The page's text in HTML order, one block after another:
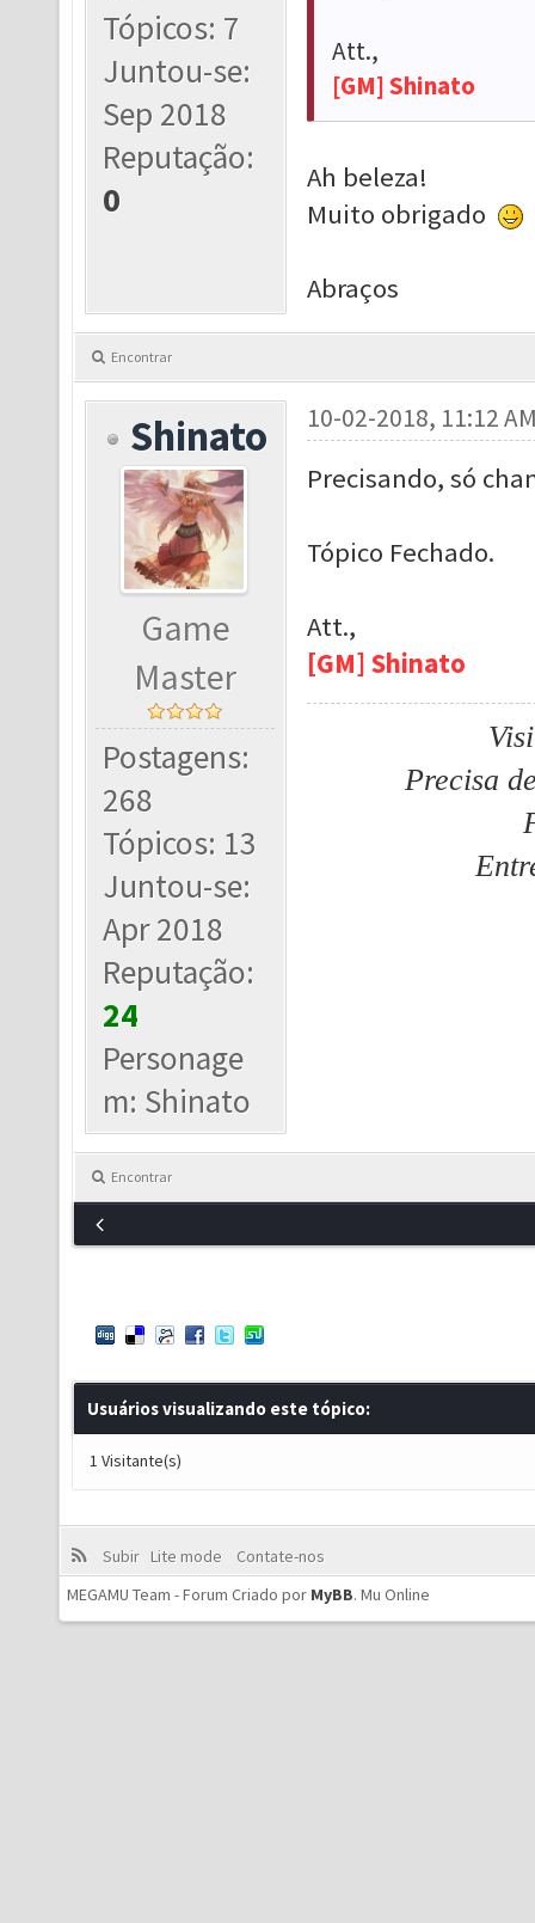
Tópicos: 7
Juntou-se:
Sep 2018
Reputação:
0
Att.,
[GM] Shinato
Ah beleza!
Muito obrigado
Abraços
Encontrar
Shinato
Game
Master
Postagens:
268
Tópicos: 13
Juntou-se:
Apr 2018
Reputação:
24
Personage
m: Shinato
10-02-2018, 11:12
Precisando, só
Tópico Fechado.
Att.,
[GM] Shinato
Precisa
Encontrar
Usuários visualizando este tópico:
1 Visitante(s)
Subir Lite mode
Contate-nos
MEGAMU Team - Forum Criado por MyBB. Mu Online